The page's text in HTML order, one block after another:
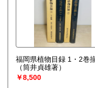
福岡県植物目録 1・
（筒井貞雄著）
￥8,500